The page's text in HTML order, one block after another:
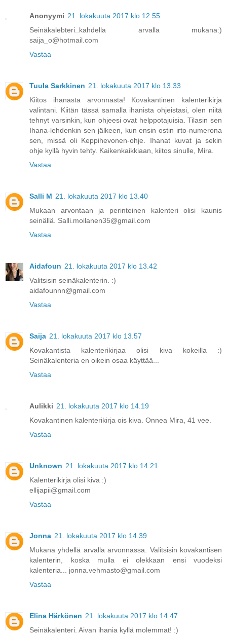
Anonyymi 21. lokakuuta 2017 klo 12.55
Seinäkalebteri..kahdella arvalla mukana:)
saija_o@hotmail.com
Vastaa
Tuula Sarkkinen 21. lokakuuta 2017 klo 13.33
Kiitos ihanasta arvonnasta! Kovakantinen kalenterikirja
valintani. Kiitän tässä samalla ihanista ohjeistasi, olen niitä
tehnyt varsinkin, kun ohjeesi ovat helppotajuisia. Tilasin sen
Ihana-lehdenkin sen jälkeen, kun ensin ostin irto-numerona
sen, missä oli Keppihevonen-ohje. Ihanat kuvat ja sekin
ohje kyllä hyvin tehty. Kaikenkaikkiaan, kiitos sinulle, Mira.
Vastaa
Salli M 21. lokakuuta 2017 klo 13.40
Mukaan arvontaan ja perinteinen kalenteri olisi kaunis
seinällä. Salli.moilanen35@gmail.com
Vastaa
Aidafoun 21. lokakuuta 2017 klo 13.42
Valitsisin seinäkalenterin. :)
aidafounnn@gmail.com
Vastaa
Saija 21. lokakuuta 2017 klo 13.57
Kovakantista kalenterikirjaa olisi kiva kokeilla :)
Seinäkalenteria en oikein osaa käyttää...
Vastaa
Aulikki 21. lokakuuta 2017 klo 14.19
Kovakantinen kalenterikirja ois kiva. Onnea Mira, 41 vee.
Vastaa
Unknown 21. lokakuuta 2017 klo 14.21
Kalenterikirja olisi kiva :)
ellijapii@gmail.com
Vastaa
Jonna 21. lokakuuta 2017 klo 14.39
Mukana yhdellä arvalla arvonnassa. Valitsisin kovakantisen
kalenterin, koska mulla ei olekkaan ensi vuodeksi
kalenteria... jonna.vehmasto@gmail.com
Vastaa
Elina Härkönen 21. lokakuuta 2017 klo 14.47
Seinäkalenteri. Aivan ihania kyllä molemmat! :)